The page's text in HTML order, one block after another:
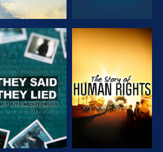
KIJK KIJK